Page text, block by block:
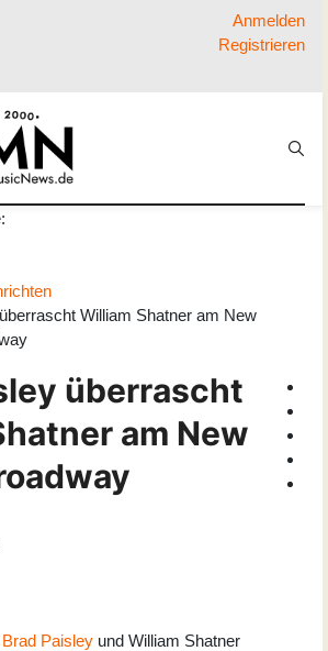
Anmelden
Registrieren
William Shatner am New
überrascht
am New
Brad Paisley und William Shatner